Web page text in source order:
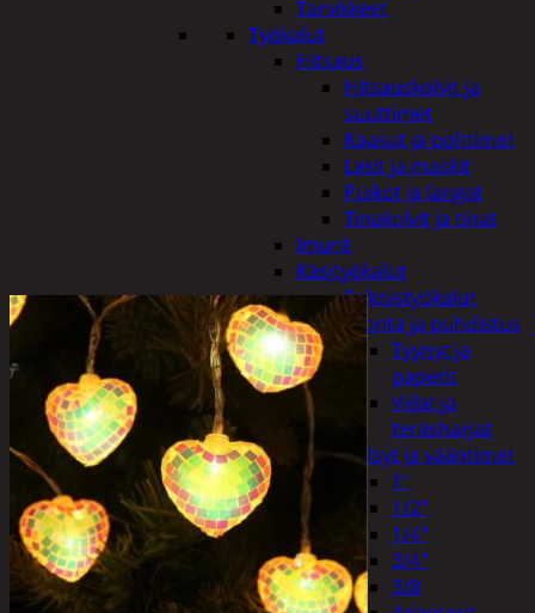
Tarvikkeet
Työkalut
Hitsaus
Hitsauskolvit ja
suuttimet
Kaasut ja polttimet
Lasit ja maskit
Puikot ja langat
Tinakolvit ja tinat
Imurit
Käsityökalut
Erikoistyökalut
Hionta ja puhdistus
Tyynyt ja
paperit
Viilat ja
teräsharjat
Hylsyt ja vääntimet
1"
1/2"
1/4"
3/4"
3/8